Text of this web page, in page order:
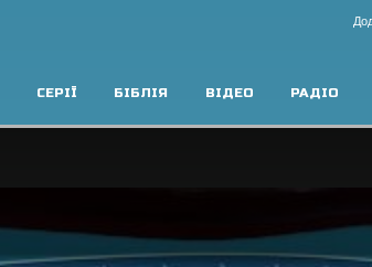
СЕРІЇ БІБЛІЯ ВІДЕО РАДІО